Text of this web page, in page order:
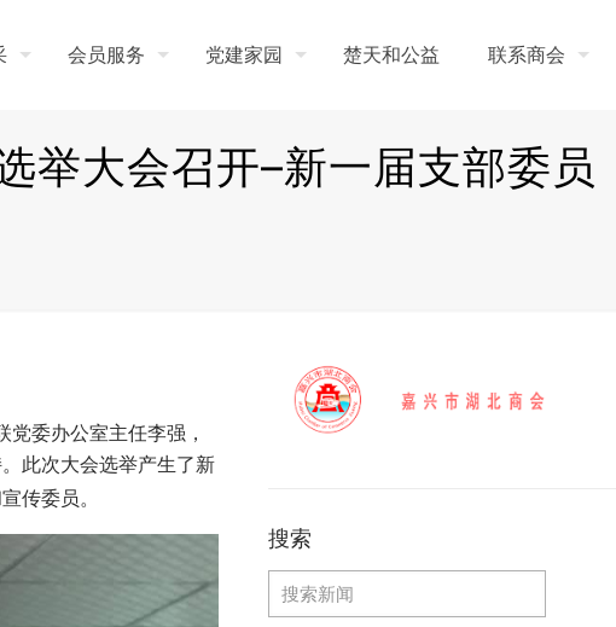
会员服务 党建家园 楚天和公益 联系商会
举大会召开–新一届支部委员
委办公室主任李强，
此次大会选举产生了新
传委员。
搜索